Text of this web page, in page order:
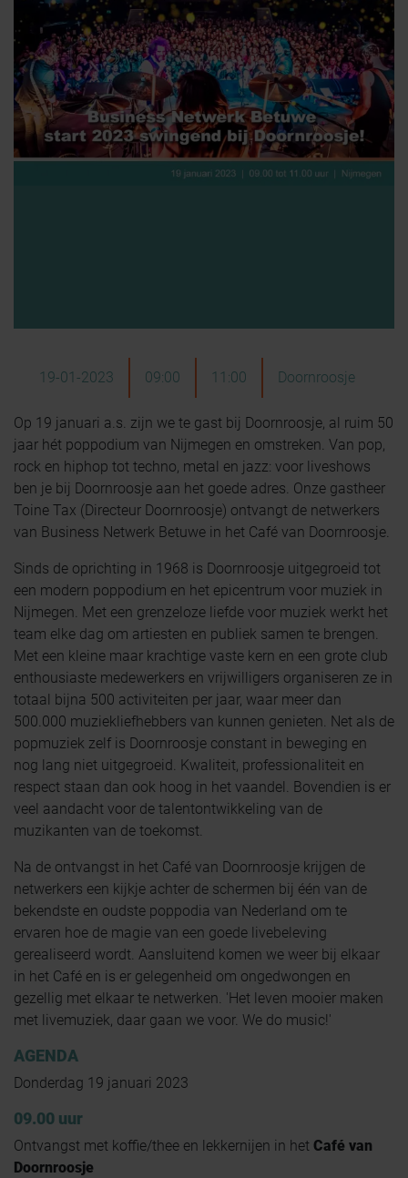
19-01-2023 09:00 11:00 Doornroosje
Op 19 januari a.s. zijn we te gast bij Doornroosje, al ruim 50
jaar hét poppodium van Nijmegen en omstreken. Van pop,
rock en hiphop tot techno, metal en jazz: voor liveshows
ben je bij Doornroosje aan het goede adres. Onze gastheer
Toine Tax (Directeur Doornroosje) ontvangt de netwerkers
van Business Netwerk Betuwe in het Café van Doornroosje.
Sinds de oprichting in 1968 is Doornroosje uitgegroeid tot
een modern poppodium en het epicentrum voor muziek in
Nijmegen. Met een grenzeloze liefde voor muziek werkt het
team elke dag om artiesten en publiek samen te brengen.
Met een kleine maar krachtige vaste kern en een grote club
enthousiaste medewerkers en vrijwilligers organiseren ze in
totaal bijna 500 activiteiten per jaar, waar meer dan
500.000 muziekliefhebbers van kunnen genieten. Net als de
popmuziek zelf is Doornroosje constant in beweging en
nog lang niet uitgegroeid. Kwaliteit, professionaliteit en
respect staan dan ook hoog in het vaandel. Bovendien is er
veel aandacht voor de talentontwikkeling van de
muzikanten van de toekomst.
Na de ontvangst in het Café van Doornroosje krijgen de
netwerkers een kijkje achter de schermen bij één van de
bekendste en oudste poppodia van Nederland om te
ervaren hoe de magie van een goede livebeleving
gerealiseerd wordt. Aansluitend komen we weer bij elkaar
in het Café en is er gelegenheid om ongedwongen en
gezellig met elkaar te netwerken. 'Het leven mooier maken
met livemuziek, daar gaan we voor. We do music!'
AGENDA
Donderdag 19 januari 2023
09.00 uur
Ontvangst met koffie/thee en lekkernijen in het Café van
Doornroosje